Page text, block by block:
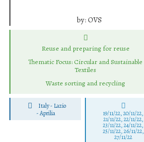
by: OVS
Reuse and preparing for reuse
Thematic Focus: Circular and Sustainable
Textiles
Waste sorting and recycling
Italy - Lazio
-Aprilia 19/11/22, 20/11/22,
21/11/22, 22/11/22,
23/11/22, 24/11/22,
25/11/22, 26/11/22,
27/11/22